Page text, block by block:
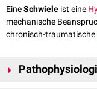
EineSchwiele ist eine
mechanische
chronisch-traumatische